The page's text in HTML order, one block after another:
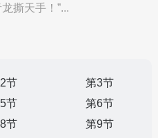
撕天手！”...
节
第3节
节
第6节
节
第9节